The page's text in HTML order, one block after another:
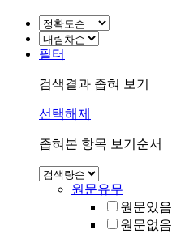
필터
검색결과 좁혀 보기
선택해제
좁혀본 항목 보기순서
원문유무
원문있음
원문없음